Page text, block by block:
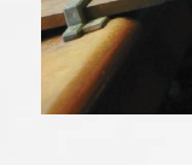
一般社